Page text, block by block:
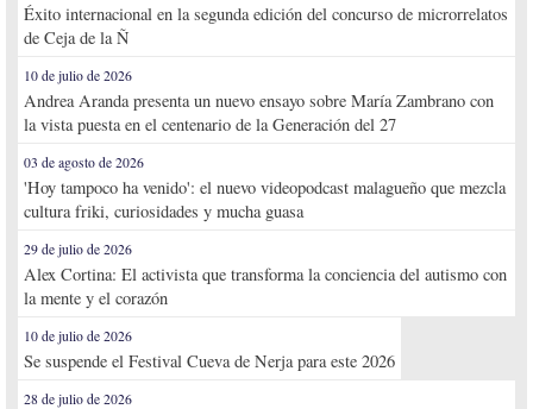
Éxito internacional en la segunda edición del concurso de microrrelatos
de Ceja de la Ñ
10 de julio de 2026
Andrea Aranda presenta un nuevo ensayo sobre María Zambrano con
la vista puesta en el centenario de la Generación del 27
03 de agosto de 2026
'Hoy tampoco ha venido': el nuevo videopodcast malagueño que mezcla
cultura friki, curiosidades y mucha guasa
29 de julio de 2026
Alex Cortina: El activista que transforma la conciencia del autismo con
la mente y el corazón
10 de julio de 2026
Se suspende el Festival Cueva de Nerja para este 2026
28 de julio de 2026